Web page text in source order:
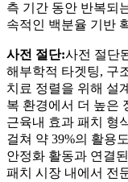
측 기간 동안 반복되
속적인 백분율 기반
사전 절단:사전 절단
해부학적 타겟팅, 구
치료 정렬을 위해 설
복 환경에서 더 높은
근육내 효과 패치 형
걸쳐 약 39%의 활용
안정화 활동과 연결
패치 시장 내에서 전